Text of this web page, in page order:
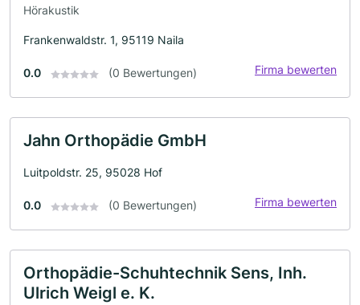
Hörakustik
Frankenwaldstr. 1, 95119 Naila
0.0 (0 Bewertungen) Firma bewerten
Jahn Orthopädie GmbH
Luitpoldstr. 25, 95028 Hof
0.0 (0 Bewertungen) Firma bewerten
Orthopädie-Schuhtechnik Sens, Inh.
Ulrich Weigl e. K.